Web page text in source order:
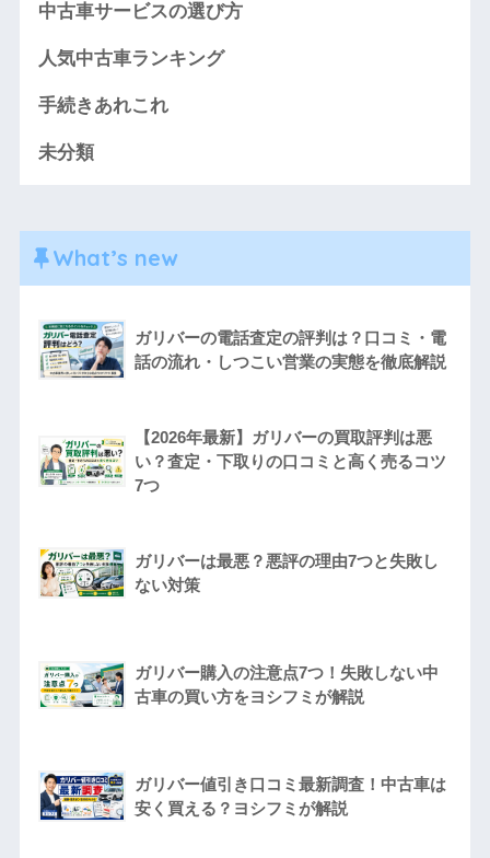
中古車サービスの選び方
人気中古車ランキング
手続きあれこれ
未分類
What’s new
ガリバーの電話査定の評判は？口コミ・電
話の流れ・しつこい営業の実態を徹底解説
【2026年最新】ガリバーの買取評判は悪
い？査定・下取りの口コミと高く売るコツ
7つ
ガリバーは最悪？悪評の理由7つと失敗し
ない対策
ガリバー購入の注意点7つ！失敗しない中
古車の買い方をヨシフミが解説
ガリバー値引き口コミ最新調査！中古車は
安く買える？ヨシフミが解説